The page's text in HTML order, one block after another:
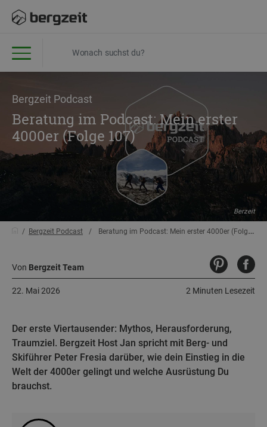
Bergzeit Podcast
Beratung im Podcast: Mein erster
4000er (Folge 107)
Berzeit
Bergzeit Podcast Beratung im Podcast: Mein erster 4000er (Folge 107)
Von Bergzeit Team
2 Minuten Lesezeit
22. Mai 2026
Der erste Viertausender: Mythos, Herausforderung,
Traumziel. Bergzeit Host Jan spricht mit Berg- und
Skiführer Peter Fresia darüber, wie dein Einstieg in die
Welt der 4000er gelingt und welche Ausrüstung Du
brauchst.